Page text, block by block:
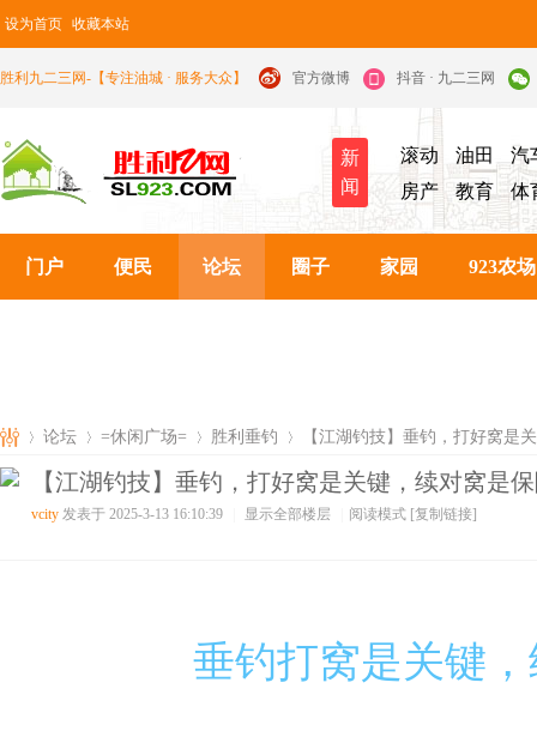
设为首页 收藏本站
胜利九二三网-【专注油城 · 服务大众】 官方微博 抖音 · 九二三网
新
闻
滚动 油田
汽
房产
教育 体
门户 便民 论坛 圈子 家园 923农场
论坛 =休闲广场= 胜利垂钓 【江湖钓技】垂钓，打好窝是
【江湖钓技】垂钓，打好窝是关键，续对窝是
vcity 发表于 2025-3-13 16:10:39 显示全部楼层 阅读模式 [复制链接]
垂钓打窝是关键